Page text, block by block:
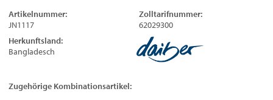
Artikelnummer:
JN1117
Zolltarifnummer:
62029300
Herkunftsland:
Bangladesch
Zugehörige Kombinationsartikel: